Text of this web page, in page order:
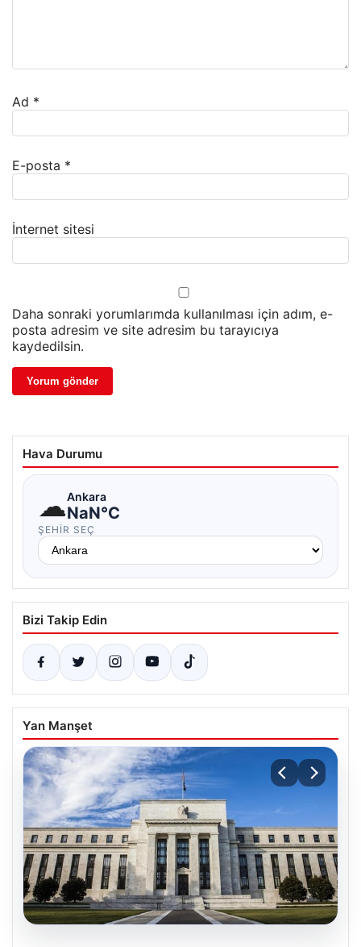
Ad *
E-posta *
İnternet sitesi
Daha sonraki yorumlarımda kullanılması için adım, e-
posta adresim ve site adresim bu tarayıcıya
kaydedilsin.
Hava Durumu
☁Ankara
NaN°C
ŞEHIR SEÇ
Bizi Takip Edin
Yan Manşet